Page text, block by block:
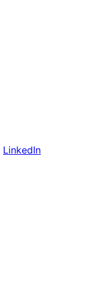
LinkedIn